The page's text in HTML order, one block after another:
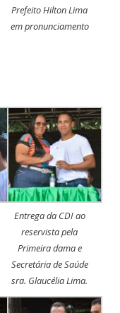
Prefeito Hilton Lima
em pronunciamento
Entrega da CDI ao
reservista pela
Primeira dama e
Secretária de Saúde
sra. Glaucélia Lima.